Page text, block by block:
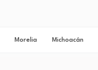
Morelia Michoacán